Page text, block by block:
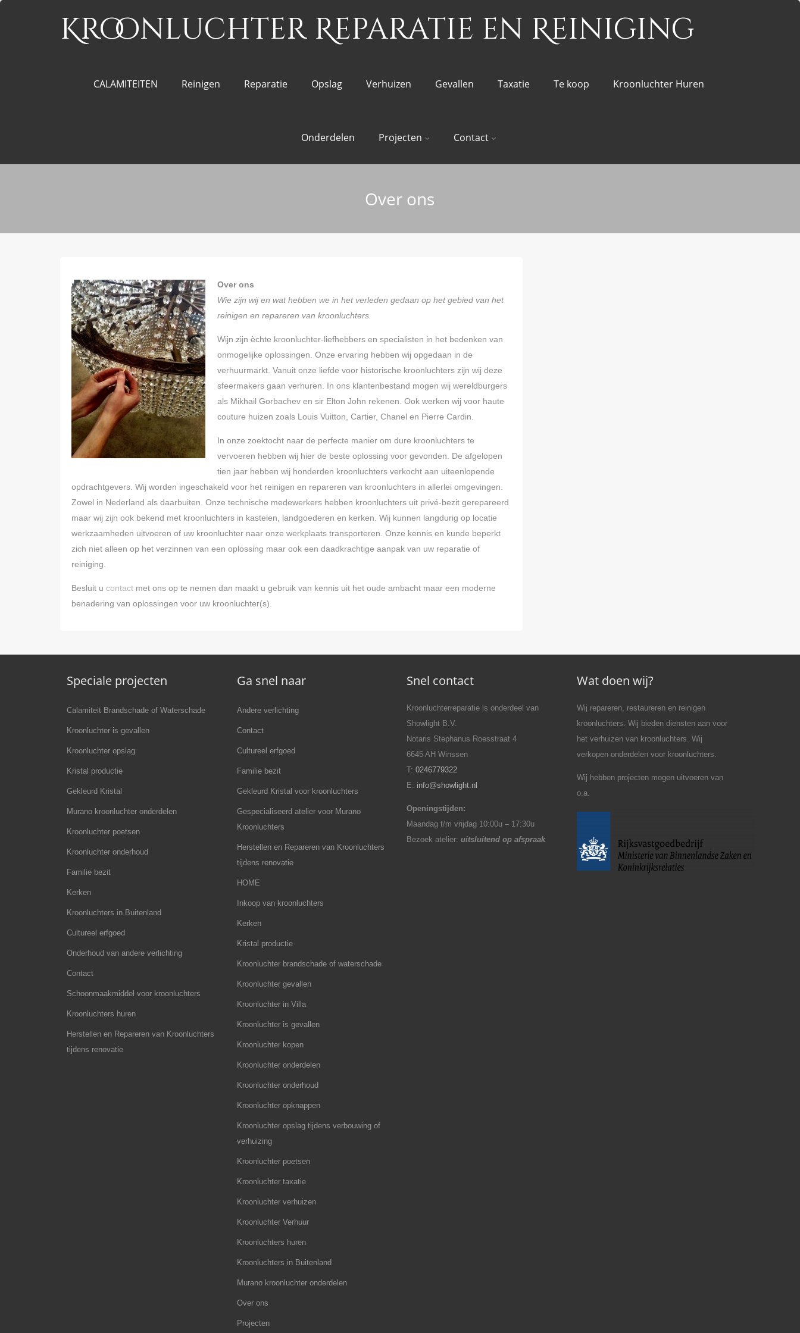
Kroonluchter Reparatie en Reiniging
CALAMITEITEN Reinigen Reparatie Opslag Verhuizen Gevallen Taxatie Te koop Kroonluchter Huren
Onderdelen Projecten Contact
Over ons
Over ons
Wie zijn wij en wat hebben we in het verleden gedaan op het gebied van het
reinigen en repareren van kroonluchters.
Wijn zijn èchte kroonluchter-liefhebbers en specialisten in het bedenken van
onmogelijke oplossingen. Onze ervaring hebben wij opgedaan in de
verhuurmarkt. Vanuit onze liefde voor historische kroonluchters zijn wij deze
sfeermakers gaan verhuren. In ons klantenbestand mogen wij wereldburgers
als Mikhail Gorbachev en sir Elton John rekenen. Ook werken wij voor haute
couture huizen zoals Louis Vuitton, Cartier, Chanel en Pierre Cardin.
In onze zoektocht naar de perfecte manier om dure kroonluchters te
vervoeren hebben wij hier de beste oplossing voor gevonden. De afgelopen
tien jaar hebben wij honderden kroonluchters verkocht aan uiteenlopende
opdrachtgevers. Wij worden ingeschakeld voor het reinigen en repareren van kroonluchters in allerlei omgevingen.
Zowel in Nederland als daarbuiten. Onze technische medewerkers hebben kroonluchters uit privé-bezit gerepareerd
maar wij zijn ook bekend met kroonluchters in kastelen, landgoederen en kerken. Wij kunnen langdurig op locatie
werkzaamheden uitvoeren of uw kroonluchter naar onze werkplaats transporteren. Onze kennis en kunde beperkt
zich niet alleen op het verzinnen van een oplossing maar ook een daadkrachtige aanpak van uw reparatie of
reiniging.
Besluit ucontact met ons op te nemen dan maakt u gebruik van kennis uit het oude ambacht maar een moderne
benadering van oplossingen voor uw kroonluchter(s).
Speciale projecten
Calamiteit Brandschade of Waterschade
Kroonluchter is gevallen
Kroonluchter opslag
Kristal productie
Gekleurd Kristal
Murano kroonluchter onderdelen
Kroonluchter poetsen
Kroonluchter onderhoud
Familie bezit
Kerken
Kroonluchters in Buitenland
Cultureel erfgoed
Onderhoud van andere verlichting
Contact
Schoonmaakmiddel voor kroonluchters
Kroonluchters huren
Herstellen en Repareren van Kroonluchters
tijdens renovatie
Ga snel naar
Andere verlichting
Contact
Cultureel erfgoed
Familie bezit
Gekleurd Kristal voor kroonluchters
Gespecialiseerd atelier voor Murano
Kroonluchters
Herstellen en Repareren van Kroonluchters
tijdens renovatie
HOME
Inkoop van kroonluchters
Kerken
Kristal productie
Kroonluchter brandschade of waterschade
Kroonluchter gevallen
Kroonluchter in Villa
Kroonluchter is gevallen
Kroonluchter kopen
Kroonluchter onderdelen
Kroonluchter onderhoud
Kroonluchter opknappen
Kroonluchter opslag tijdens verbouwing of
verhuizing
Kroonluchter poetsen
Kroonluchter taxatie
Kroonluchter verhuizen
Kroonluchter Verhuur
Kroonluchters huren
Kroonluchters in Buitenland
Murano kroonluchter onderdelen
Over ons
Projecten
Snel contact
Kroonluchterreparatie is onderdeel van
Showlight B.V.
Notaris Stephanus Roesstraat 4
6645 AH Winssen
T:0246779322
E: info@showlight.nl
Openingstijden:
Maandag t/m vrijdag 10:00u – 17:30u
Bezoek atelier:uitsluitend op afspraak
Wat doen wij?
Wij repareren, restaureren en reinigen
kroonluchters. Wij bieden diensten aan voor
het verhuizen van kroonluchters. Wij
verkopen onderdelen voor kroonluchters.
Wij hebben projecten mogen uitvoeren van
o.a.